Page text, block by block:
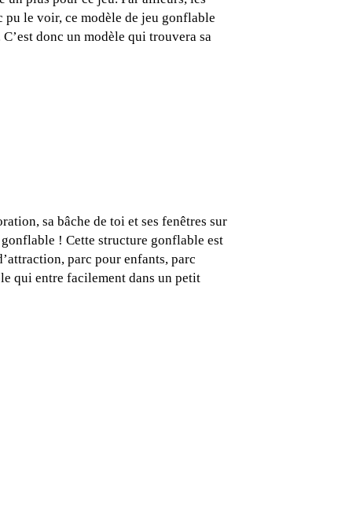
pu le voir, ce modèle de jeu gonflable
donc un modèle qui trouvera sa
sa bâche de toi et ses fenêtres sur
! Cette structure gonflable est
parc pour enfants, parc
qui entre facilement dans un petit